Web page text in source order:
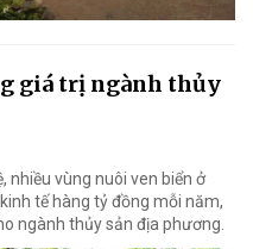
giá trị ngành thủy
nhiều vùng nuôi ven biển ở
tế hàng tỷ đồng mỗi năm,
ngành thủy sản địa phương.